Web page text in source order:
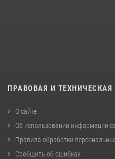
ПРАВОВАЯ И
О сайте
Об использовании информации
Правила обработки
Сообщить об ошибках